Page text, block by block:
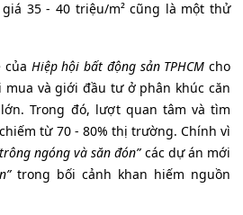
35 - 40 triệu/m² cũng là một thử
của Hiệp hội bất động sản TPHCM cho
và giới đầu tư ở phân khúc căn
Trong đó, lượt quan tâm và tìm
từ 70 - 80% thị trường. Chính vì
ngóng và săn đón”các dự án mới
trong bối cảnh khan hiếm nguồn